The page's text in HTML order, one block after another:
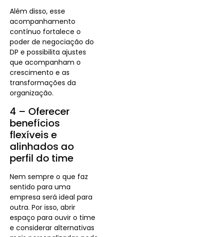
Além disso, esse
acompanhamento
contínuo fortalece o
poder de negociação do
DP e possibilita ajustes
que acompanham o
crescimento e as
transformações da
organização.
4 – Oferecer
benefícios
flexíveis e
alinhados ao
perfil do time
Nem sempre o que faz
sentido para uma
empresa será ideal para
outra. Por isso, abrir
espaço para ouvir o time
e considerar alternativas